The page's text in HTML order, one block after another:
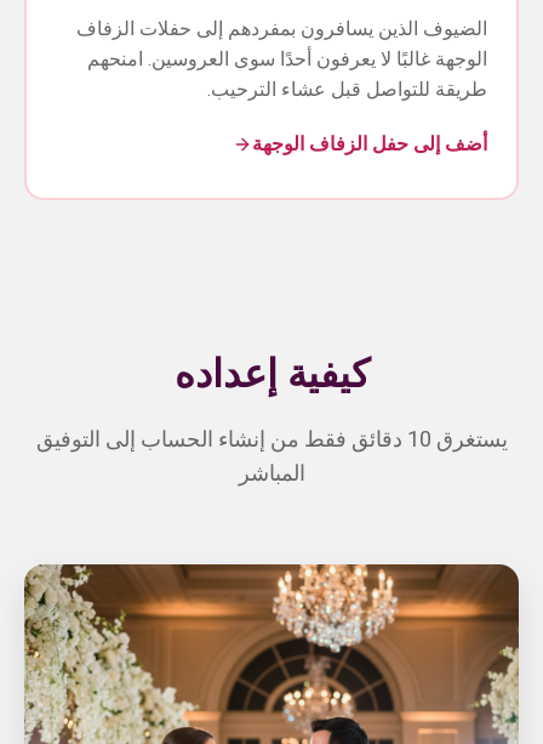
الضيوف الذين يسافرون بمفردهم إلى حفلات الزفاف
الوجهة غالبًا لا يعرفون أحدًا سوى العروسين. امنحهم
طريقة للتواصل قبل عشاء الترحيب.
أضف إلى حفل الزفاف الوجهة
كيفية إعداده
يستغرق 10 دقائق فقط من إنشاء الحساب إلى التوفيق
المباشر